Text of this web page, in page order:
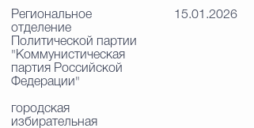
Региональное
отделение
Политической партии
"Коммунистическая
партия Российской
Федерации"
городская
избирательная
15.01.2026